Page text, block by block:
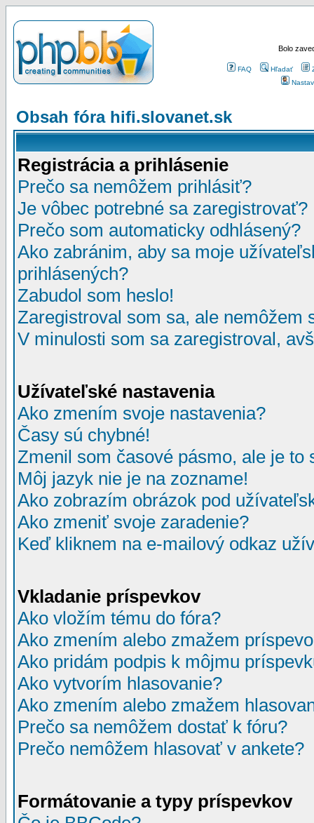
Bolo
FAQ Hľadať
Obsah fóra hifi.slovanet.sk
Registrácia a prihlásenie
Prečo sa nemôžem prihlásiť?
Je vôbec potrebné sa zaregistrovať?
Prečo som automaticky odhlásený?
Ako zabránim, aby sa moje
prihlásených?
Zabudol som heslo!
Zaregistroval som sa, ale nemôžem
V minulosti som sa zaregistroval,
Užívateľské nastavenia
Ako zmením svoje nastavenia?
Časy sú chybné!
Zmenil som časové pásmo, ale je to
Môj jazyk nie je na zozname!
Ako zobrazím obrázok pod
Ako zmeniť svoje zaradenie?
Keď kliknem na e-mailový odkaz
Vkladanie príspevkov
Ako vložím tému do fóra?
Ako zmením alebo zmažem
Ako pridám podpis k môjmu
Ako vytvorím hlasovanie?
Ako zmením alebo zmažem
Prečo sa nemôžem dostať k fóru?
Prečo nemôžem hlasovať v ankete?
Formátovanie a typy príspevkov